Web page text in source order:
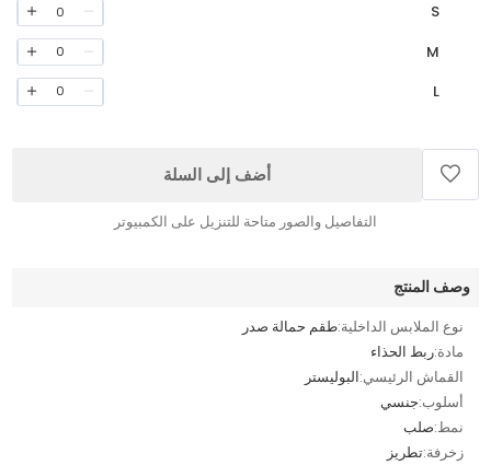
S
0
M
0
L
0
أضف إلى السلة
التفاصيل والصور متاحة للتنزيل على الكمبيوتر
وصف المنتج
نوع الملابس الداخلية:طقم حمالة صدر
مادة:ربط الحذاء
القماش الرئيسي:البوليستر
أسلوب:جنسي
نمط:صلب
زخرفة:تطريز